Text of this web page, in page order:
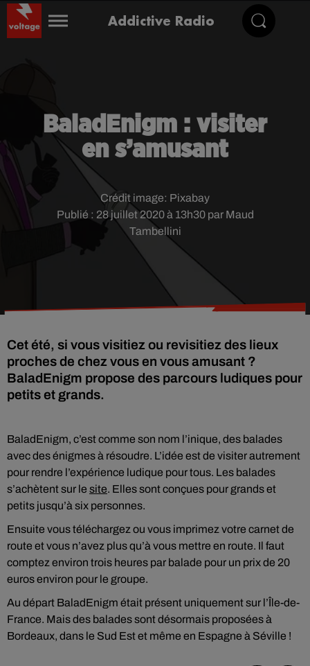
Addictive Radio
BaladEnigm : visiter
en s’amusant
Publié : 28 juillet 2020 à 13h30 par Maud
Tambellini
Crédit image: Pixabay
Cet été, si vous visitiez ou revisitiez des lieux
proches de chez vous en vous amusant ?
BaladEnigm propose des parcours ludiques pour
petits et grands.
BaladEnigm, c’est comme son nom l’inique, des balades
avec des énigmes à résoudre. L’idée est de visiter autrement
pour rendre l’expérience ludique pour tous. Les balades
s’achètent sur le site. Elles sont conçues pour grands et
petits jusqu’à six personnes.
Ensuite vous téléchargez ou vous imprimez votre carnet de
route et vous n’avez plus qu’à vous mettre en route. Il faut
comptez environ trois heures par balade pour un prix de 20
euros environ pour le groupe.
Au départ BaladEnigm était présent uniquement sur l’Île-de-
France. Mais des balades sont désormais proposées à
Bordeaux, dans le Sud Est et même en Espagne à Séville !